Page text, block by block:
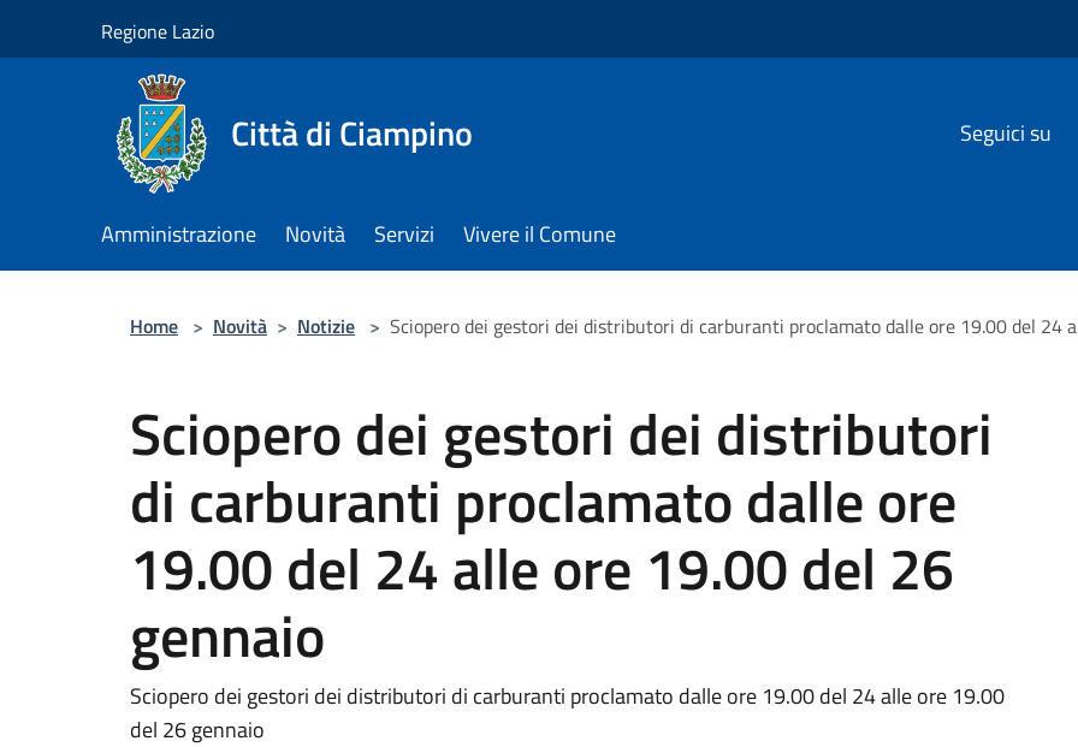
Regione Lazio
Città di Ciampino Seguici su
Amministrazione Novità Servizi Vivere il Comune
Home > Novità > Notizie > Sciopero dei gestori dei distributori di carburanti proclamato dalle ore 19.00 del 24
Sciopero dei gestori dei distributori
di carburanti proclamato dalle ore
19.00 del 24 alle ore 19.00 del 26
gennaio
Sciopero dei gestori dei distributori di carburanti proclamato dalle ore 19.00 del 24 alle ore 19.00
del 26 gennaio